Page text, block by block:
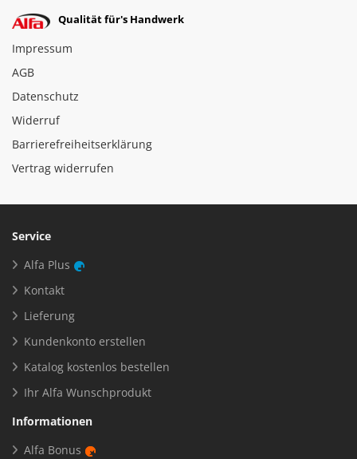
Qualität für's Handwerk
Impressum
AGB
Datenschutz
Widerruf
Barrierefreiheitserklärung
Vertrag widerrufen
Service
Alfa Plus
Kontakt
Lieferung
Kundenkonto erstellen
Katalog kostenlos bestellen
Ihr Alfa Wunschprodukt
Informationen
Alfa Bonus